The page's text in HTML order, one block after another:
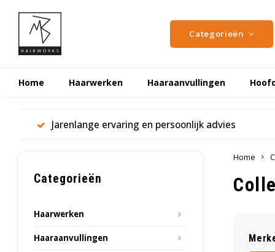
Categorieën
Home Haarwerken Haaraanvullingen
Jarenlange ervaring en persoonlijk advies
Categorieën
Haarwerken
Haaraanvullingen
Home